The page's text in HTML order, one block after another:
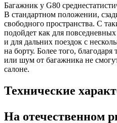
Багажник у G80
В стандартном положении,
свободного пространства. С
подойдет как для
и для дальних поездок с
на борту. Более того, благодаря
или шум от багажника не
салоне.
Технические
На отечественном